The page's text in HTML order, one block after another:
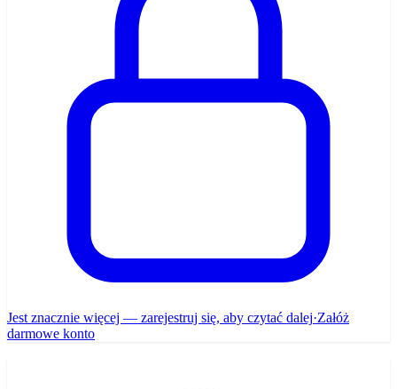
Jest znacznie więcej — zarejestruj się, aby czytać dalej·Załóż
darmowe konto